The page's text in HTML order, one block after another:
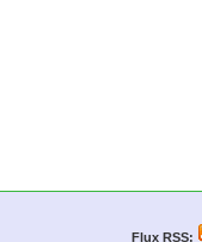
Flux RSS: